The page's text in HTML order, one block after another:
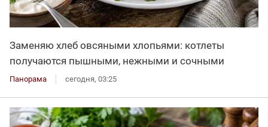
Заменяю хлеб овсяными хлопьями: котлеты
получаются пышными, нежными и сочными
Панорама сегодня, 03:25